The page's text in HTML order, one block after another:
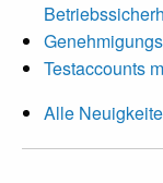
Testaccounts
Alle